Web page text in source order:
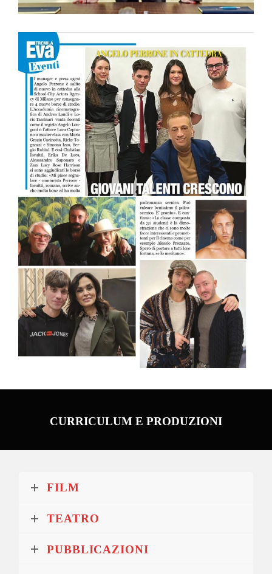
CURRICULUM E PRODUZIONI
FILM
TEATRO
PUBBLICAZIONI